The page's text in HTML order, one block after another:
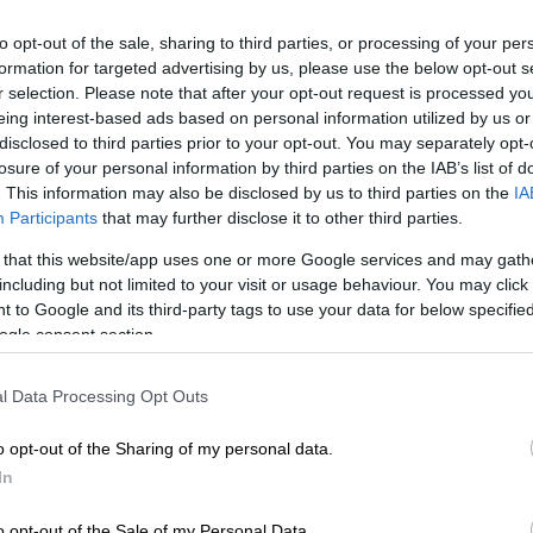
opt-out of the sale, sharing to third parties, or processing of your
for targeted advertising by us, please use the below opt-out
selection. Please note that after your opt-out request is processed
interest-based ads based on personal information utilized by us
to third parties prior to your opt-out. You may separately
of your personal information by third parties on the IAB’s list of
This information may also be disclosed by us to third parties on the
Participants that may further disclose it to other third parties.
that this website/app uses one or more Google services and may
but not limited to your visit or usage behaviour. You may
to Google and its third-party tags to use your data for below
consent section.
Data Processing Opt Outs
opt-out of the Sharing of my personal data.
η Κινέζα Κουάν Χονγκτσάνστους
το χρυσό μετάλλιο και όλα τα 10άρια των
για τον Έλληνα Ολυμπιονίκη στo
δεν θα παραστεί στην τελετή
γυμναστική